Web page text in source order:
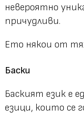
невероятно
причудливи.
Ето някои от
Баски
Баският език е
езици, които се